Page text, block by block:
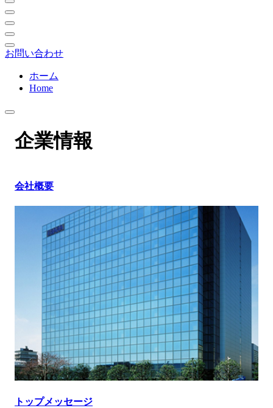
お問い合わせ
ホーム
Home
企業情報
会社概要
トップメッセージ